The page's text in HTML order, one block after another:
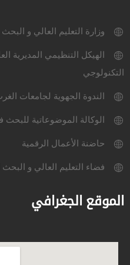
وزارة التعليم العالي و
الهيكل التنظيمي المديرية
التكنولوجي
الندوة الجهوية لجامعات
الوكالة الموضوعاتية للبحث
حاضنة الأعمال الرقمية
فضاء التعليم العالي و
الموقع الجغرافي